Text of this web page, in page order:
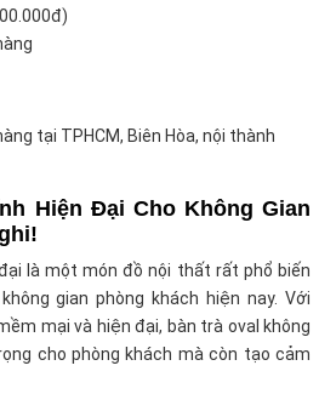
tại TPHCM, Biên Hòa, nội thành
Hiện Đại Cho Không Gian
là một món đồ nội thất rất phổ biến
gian phòng khách hiện nay. Với
mại và hiện đại, bàn trà oval không
cho phòng khách mà còn tạo cảm